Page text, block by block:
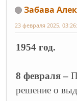
Забава
23 февраля 2025,
1954 год.
8 февраля –
решение о